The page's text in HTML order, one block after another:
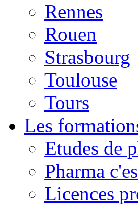
Rennes
Rouen
Strasbourg
Toulouse
Tours
Les
Etudes de
Pharma
Licences